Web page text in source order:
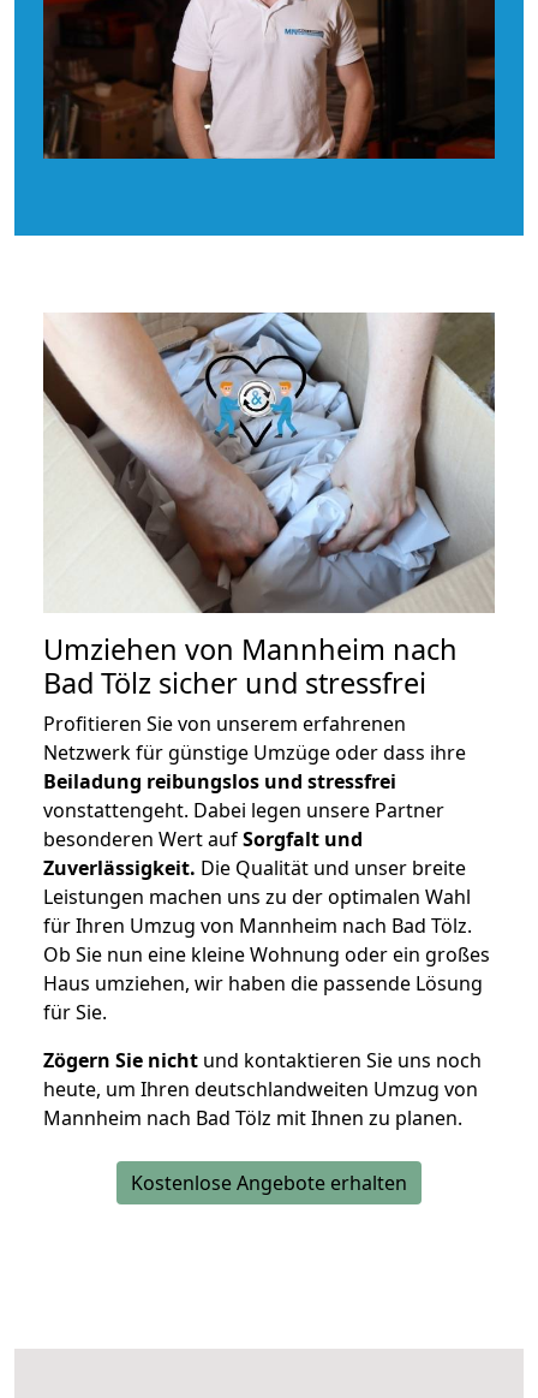
Umziehen von Mannheim nach
Bad Tölz sicher und stressfrei
Profitieren Sie von unserem erfahrenen
Netzwerk für günstige Umzüge oder dass ihre
Beiladung reibungslos und stressfrei
vonstattengeht. Dabei legen unsere Partner
besonderen Wert aufSorgfalt und
Zuverlässigkeit. Die Qualität und unser breite
Leistungen machen uns zu der optimalen Wahl
für Ihren Umzug von Mannheim nach Bad Tölz.
Ob Sie nun eine kleine Wohnung oder ein großes
Haus umziehen, wir haben die passende Lösung
für Sie.
Zögern Sie nicht und kontaktieren Sie uns noch
heute, um Ihren deutschlandweiten Umzug von
Mannheim nach Bad Tölz mit Ihnen zu planen.
Kostenlose Angebote erhalten